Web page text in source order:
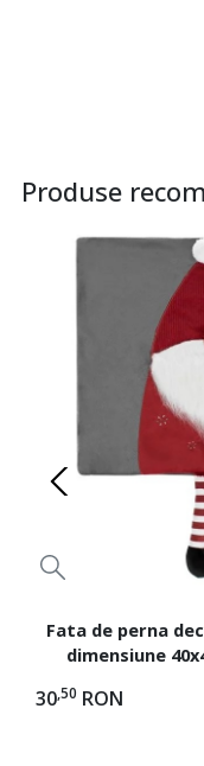
Produse
Fata de perna
dimensiune
30,50 RON